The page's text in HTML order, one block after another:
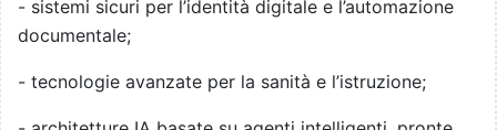
- sistemi sicuri per l’identità digitale e l’automazione
documentale;
- tecnologie avanzate per la sanità e l’istruzione;